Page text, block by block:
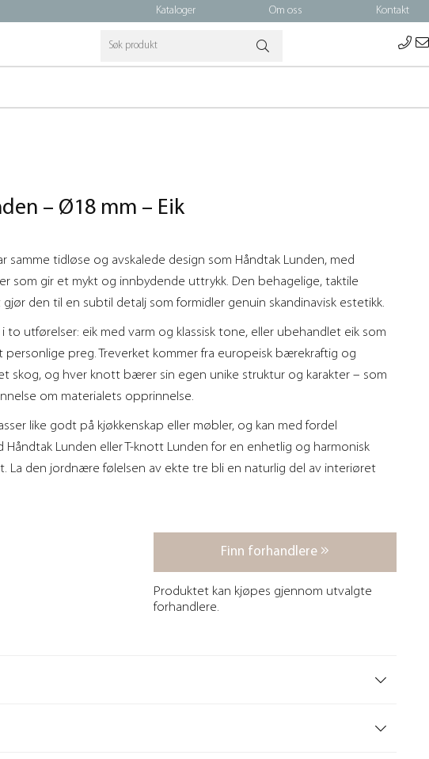
Kataloger Om oss Kontakt
– Ø18 mm – Eik
samme tidløse og avskalede design som Håndtak Lunden, med
som gir et mykt og innbydende uttrykk. Den behagelige, taktile
den til en subtil detalj som formidler genuin skandinavisk estetikk.
to utførelser: eik med varm og klassisk tone, eller ubehandlet eik som
personlige preg. Treverket kommer fra europeisk bærekraftig og
skog, og hver knott bærer sin egen unike struktur og karakter – som
om materialets opprinnelse.
like godt på kjøkkenskap eller møbler, og kan med fordel
Håndtak Lunden eller T-knott Lunden for en enhetlig og harmonisk
La den jordnære følelsen av ekte tre bli en naturlig del av interiøret
Finn forhandlere
Produktet kan kjøpes gjennom utvalgte
forhandlere.